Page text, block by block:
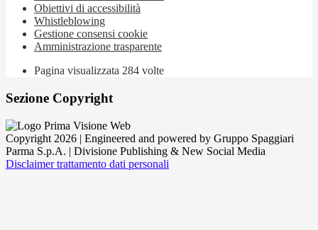
Obiettivi di accessibilità
Whistleblowing
Gestione consensi cookie
Amministrazione trasparente
Pagina visualizzata 284 volte
Sezione Copyright
Copyright 2026 | Engineered and powered by Gruppo Spaggiari
Parma S.p.A. | Divisione Publishing & New Social Media
Disclaimer trattamento dati personali